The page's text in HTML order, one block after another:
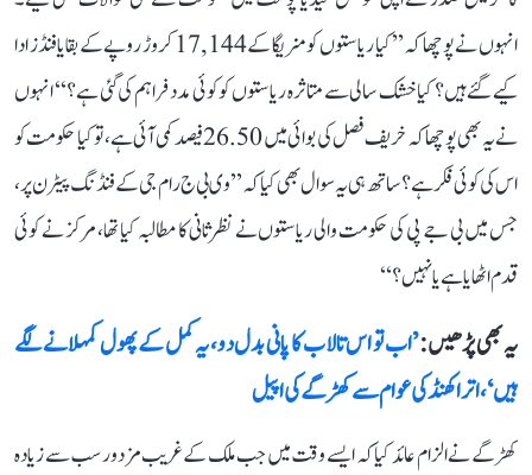
انہوں نے پوچھا کہ ’’کیا ریاستوں کو منریگا کے 17,144 کروڑ روپے کے بقایا فنڈز ادا
کیے گئے ہیں؟ کیا خشک سالی سے متاثرہ ریاستوں کو کوئی مدد فراہم کی گئی ہے؟‘‘ انہوں
نے یہ بھی پوچھا کہ خریف فصل کی بوائی میں 26.50 فیصد کمی آئی ہے، تو کیا حکومت کو
اس کی کوئی فکر ہے؟ ساتھ ہی یہ سوال بھی کیا کہ ’’وی بی ج رام جی کے فنڈنگ پیٹرن پر،
جس میں بی جے پی کی حکومت والی ریاستوں نے نظرثانی کا مطالبہ کیا تھا، مرکز نے کوئی
قدم اٹھایا ہے یا نہیں؟‘‘
یہ بھی پڑھیں :’اب تو اس تالاب کا پانی بدل دو، یہ کمل کے پھول کمہلانے لگے
ہیں‘، اتراکھنڈ کی عوام سے کھڑگے کی اپیل
کھڑگے نے الزام عائد کیا کہ ایسے وقت میں جب ملک کے غریب مزدور سب سے زیادہ